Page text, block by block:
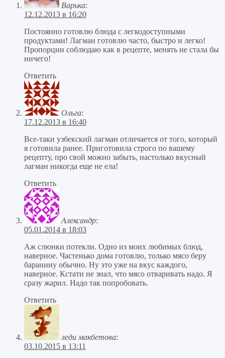
Варька:
12.12.2013 в 16:20
Постоянно готовлю блюда с легкодоступными
продуктами! Лагман готовлю часто, быстро и легко!
Пропорции соблюдаю как в рецепте, менять не стала бы
ничего!
Ответить
Ольга:
17.12.2013 в 16:40
Все-таки узбекский лагман отличается от того, который
я готовила ранее. Приготовила строго по вашему
рецепту, про свой можно забыть, настолько вкусный
лагман никогда еще не ела!
Ответить
Александр:
05.01.2014 в 18:03
Аж слюнки потекли. Одно из моих любимых блюд,
наверное. Частенько дома готовлю, только мясо беру
баранину обычно. Ну это уже на вкус каждого,
наверное. Кстати не знал, что мясо отваривать надо. Я
сразу жарил. Надо так попробовать.
Ответить
леди макбетова:
03.10.2015 в 13:11